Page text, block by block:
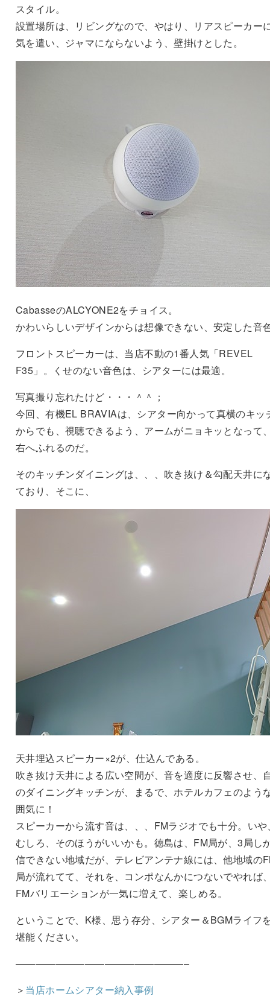
スタイル。
設置場所は、リビングなので、やはり、リアスピーカー
気を遣い、ジャマにならないよう、壁掛けとした。
CabasseのALCYONE2をチョイス。
かわいらしいデザインからは想像できない、安定した音
フロントスピーカーは、当店不動の1番人気「REVEL
F35」。くせのない音色は、シアターには最適。
写真撮り忘れたけど・・・＾＾；
今回、有機EL BRAVIAは、シアター向かって真横のキッ
からでも、視聴できるよう、アームがニョキッとなって
右へふれるのだ。
そのキッチンダイニングは、、、吹き抜け＆勾配天井に
ており、そこに、
天井埋込スピーカー×2が、仕込んである。
吹き抜け天井による広い空間が、音を適度に反響させ、
のダイニングキッチンが、まるで、ホテルカフェのよう
囲気に！
スピーカーから流す音は、、、FMラジオでも十分。いや
むしろ、そのほうがいいかも。徳島は、FM局が、3局し
信できない地域だが、テレビアンテナ線には、他地域の
局が流れてて、それを、コンポなんかにつないでやれば
FMバリエーションが一気に増えて、楽しめる。
ということで、K様、思う存分、シアター＆BGMライフ
堪能ください。
—————————————————–
＞ 当店ホームシアター納入事例